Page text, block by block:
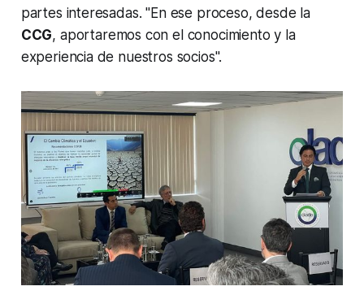
partes interesadas. "En ese proceso, desde la
CCG, aportaremos con el conocimiento y la
experiencia de nuestros socios".